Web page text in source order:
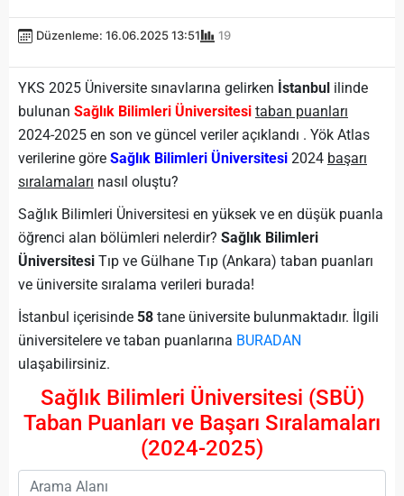
Düzenleme: 16.06.2025 13:51 19
YKS 2025 Üniversite sınavlarına gelirken İstanbul ilinde
bulunan Sağlık Bilimleri Üniversitesi taban puanları
2024-2025 en son ve güncel veriler açıklandı . Yök Atlas
verilerine göre Sağlık Bilimleri Üniversitesi 2024 başarı
sıralamaları nasıl oluştu?
Sağlık Bilimleri Üniversitesi en yüksek ve en düşük puanla
öğrenci alan bölümleri nelerdir? Sağlık Bilimleri
Üniversitesi Tıp ve Gülhane Tıp (Ankara) taban puanları
ve üniversite sıralama verileri burada!
İstanbul içerisinde 58 tane üniversite bulunmaktadır. İlgili
üniversitelere ve taban puanlarına BURADAN
ulaşabilirsiniz.
Sağlık Bilimleri Üniversitesi (SBÜ)
Taban Puanları ve Başarı Sıralamaları
(2024-2025)